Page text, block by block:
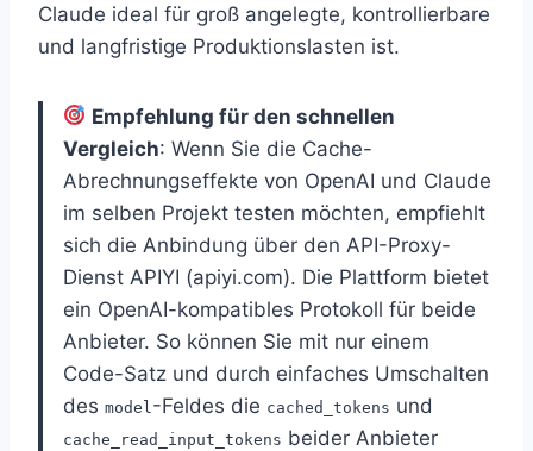
Claude ideal für groß angelegte, kontrollierbare
und langfristige Produktionslasten ist.
Empfehlung für den schnellen
Vergleich: Wenn Sie die Cache-
Abrechnungseffekte von OpenAI und Claude
im selben Projekt testen möchten, empfiehlt
sich die Anbindung über den API-Proxy-
Dienst APIYI (apiyi.com). Die Plattform bietet
ein OpenAI-kompatibles Protokoll für beide
Anbieter. So können Sie mit nur einem
Code-Satz und durch einfaches Umschalten
des model -Feldes die cached_tokens und
cache_read_input_tokens beider Anbieter